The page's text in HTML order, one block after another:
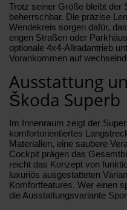
Trotz seiner Größe bleibt der
beherrschbar. Die präzise
Wendekreis sorgen dafür,
engen Straßen oder
optionale 4x4-Allradantrieb
Vorankommen auf
Ausstattung
Škoda Superb
Im Innenraum zeigt der
komfortorientiertes
Materialien, eine saubere
Cockpit prägen das
reicht das Konzept von
luxuriös ausgestatteten
Komfortfeatures. Wer einen
die Ausstattungsvariante